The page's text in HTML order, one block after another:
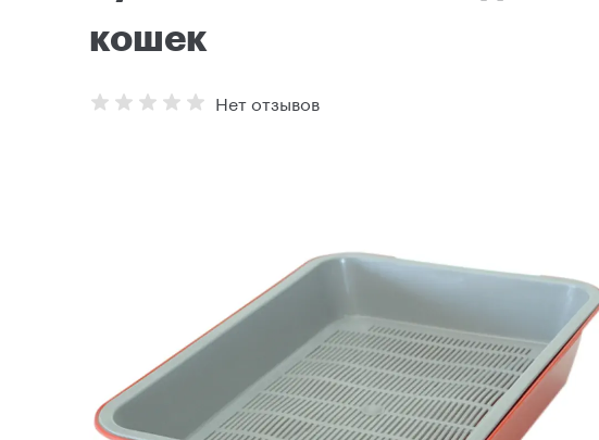
кошек
Нет отзывов